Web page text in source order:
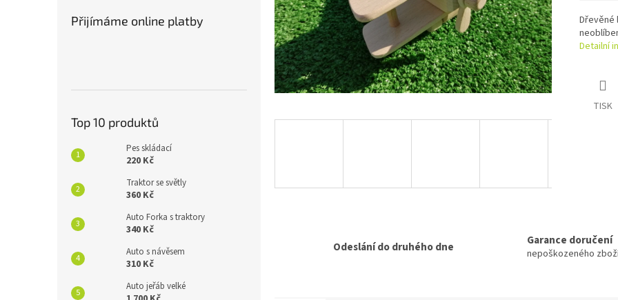
Přijímáme online platby
Top 10 produktů
Pes skládací
220 Kč
Traktor se světly
360 Kč
Auto Forka s traktory
340 Kč
Auto s návěsem
310 Kč
Auto jeřáb velké
Dřevěné
Detailní
TISK
Odeslání do druhého dne Garance doručení
nepoškozeného